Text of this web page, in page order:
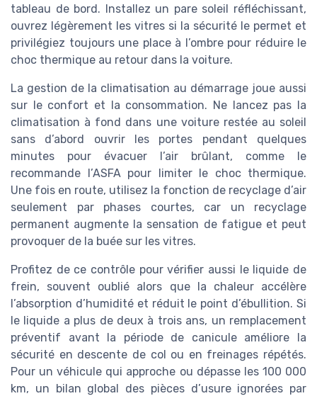
tableau de bord. Installez un pare soleil réfléchissant,
ouvrez légèrement les vitres si la sécurité le permet et
privilégiez toujours une place à l’ombre pour réduire le
choc thermique au retour dans la voiture.
La gestion de la climatisation au démarrage joue aussi
sur le confort et la consommation. Ne lancez pas la
climatisation à fond dans une voiture restée au soleil
sans d’abord ouvrir les portes pendant quelques
minutes pour évacuer l’air brûlant, comme le
recommande l’ASFA pour limiter le choc thermique.
Une fois en route, utilisez la fonction de recyclage d’air
seulement par phases courtes, car un recyclage
permanent augmente la sensation de fatigue et peut
provoquer de la buée sur les vitres.
Profitez de ce contrôle pour vérifier aussi le liquide de
frein, souvent oublié alors que la chaleur accélère
l’absorption d’humidité et réduit le point d’ébullition. Si
le liquide a plus de deux à trois ans, un remplacement
préventif avant la période de canicule améliore la
sécurité en descente de col ou en freinages répétés.
Pour un véhicule qui approche ou dépasse les 100 000
km, un bilan global des pièces d’usure ignorées par